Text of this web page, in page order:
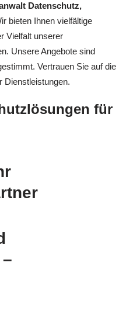
Datenschutz,
bieten Ihnen vielfältige
Vielfalt unserer
Unsere Angebote sind
Vertrauen Sie auf die
Dienstleistungen.
für